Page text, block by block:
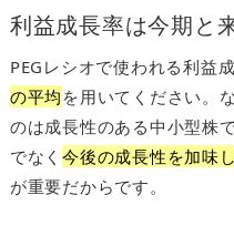
利益成長率は今期と
PEGレシオで使われる利益
の平均 を用いてください。
のは成長性のある中小型株
でなく今後の成長性を加味
が重要だからです。